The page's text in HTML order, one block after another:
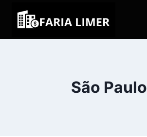
São Paulo